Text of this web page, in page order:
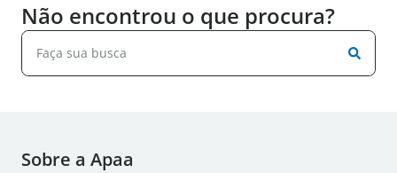
Não encontrou o que procura?
Sobre a Apaa